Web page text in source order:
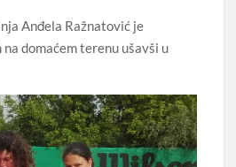
Anđela Ražnatović je
domaćem terenu ušavši u